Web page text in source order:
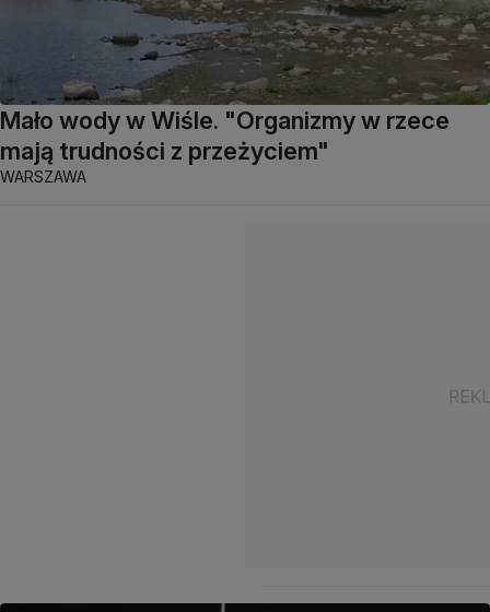
Mało wody w Wiśle. "Organizmy w rzece
mają trudności z przeżyciem"
WARSZAWA